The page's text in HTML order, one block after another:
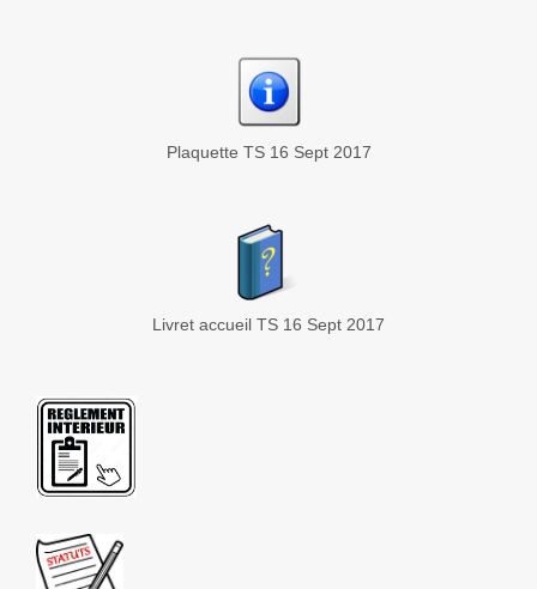
Plaquette TS 16 Sept 2017
Livret accueil TS 16 Sept 2017